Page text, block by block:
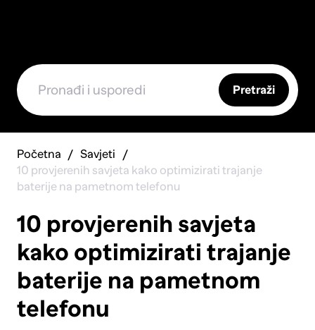
Pretraži
Početna
Savjeti
10 provjerenih savjeta kako optimizirati trajanje
baterije na pametnom telefonu
10 provjerenih savjeta
kako optimizirati trajanje
baterije na pametnom
telefonu